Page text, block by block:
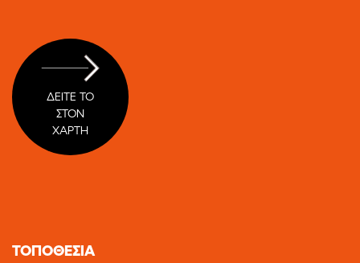
ΔΕΙΤΕ ΤΟ
ΣΤΟΝ
ΧΑΡΤΗ
TOΠΟΘΕΣΙΑ